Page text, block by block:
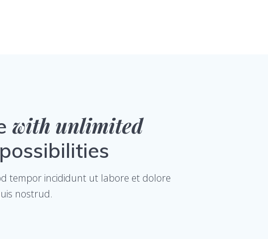
with unlimited
tempor incididunt ut labore et dolore
nostrud.